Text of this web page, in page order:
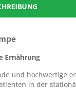
erhalten Sie
die dem
Ernährung
und hochwertige
in der